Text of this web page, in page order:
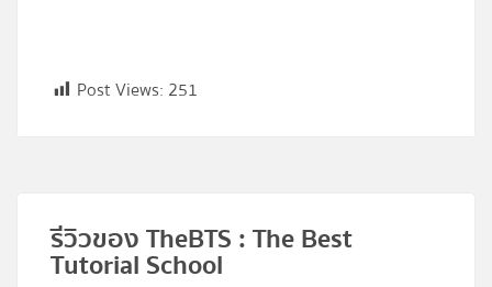
Post Views: 251
รีวิวของ TheBTS : The Best
Tutorial School